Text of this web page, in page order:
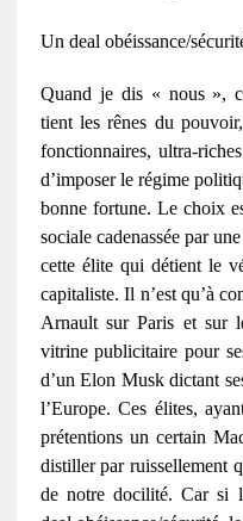
Un deal obéissance/
Quand je dis « nous »,
tient les rênes du
fonctionnaires, ultra-
d’imposer le régime
bonne fortune. Le choix
sociale cadenassée par
cette élite qui détient le
capitaliste. Il n’est qu’à
Arnault sur Paris et sur
vitrine publicitaire pour
d’un Elon Musk dictant
l’Europe. Ces élites,
prétentions un certain
distiller par ruissellement
de notre docilité. Car si